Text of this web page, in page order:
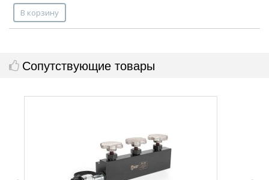
В корзину
Сопутствующие товары